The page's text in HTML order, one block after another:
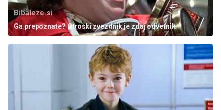
Bibaleze.si
Ga prepoznate? Otroški zvezdnik je zdaj odvetnik